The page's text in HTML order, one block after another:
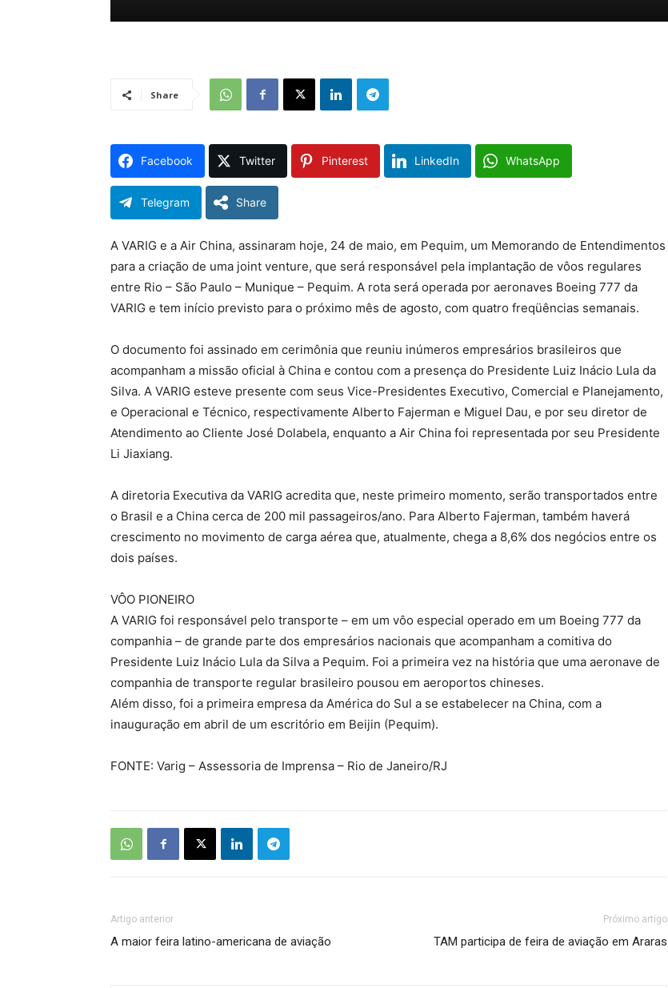
Share
Facebook Twitter Pinterest LinkedIn WhatsApp
Telegram Share
A VARIG e a Air China, assinaram hoje, 24 de maio, em Pequim, um Memorando de Entendimentos
para a criação de uma joint venture, que será responsável pela implantação de vôos regulares
entre Rio – São Paulo – Munique – Pequim. A rota será operada por aeronaves Boeing 777 da
VARIG e tem início previsto para o próximo mês de agosto, com quatro freqüências semanais.
O documento foi assinado em cerimônia que reuniu inúmeros empresários brasileiros que
acompanham a missão oficial à China e contou com a presença do Presidente Luiz Inácio Lula da
Silva. A VARIG esteve presente com seus Vice-Presidentes Executivo, Comercial e Planejamento,
e Operacional e Técnico, respectivamente Alberto Fajerman e Miguel Dau, e por seu diretor de
Atendimento ao Cliente José Dolabela, enquanto a Air China foi representada por seu Presidente
Li Jiaxiang.
A diretoria Executiva da VARIG acredita que, neste primeiro momento, serão transportados entre
o Brasil e a China cerca de 200 mil passageiros/ano. Para Alberto Fajerman, também haverá
crescimento no movimento de carga aérea que, atualmente, chega a 8,6% dos negócios entre os
dois países.
VÔO PIONEIRO
A VARIG foi responsável pelo transporte – em um vôo especial operado em um Boeing 777 da
companhia – de grande parte dos empresários nacionais que acompanham a comitiva do
Presidente Luiz Inácio Lula da Silva a Pequim. Foi a primeira vez na história que uma aeronave de
companhia de transporte regular brasileiro pousou em aeroportos chineses.
Além disso, foi a primeira empresa da América do Sul a se estabelecer na China, com a
inauguração em abril de um escritório em Beijin (Pequim).
FONTE: Varig – Assessoria de Imprensa – Rio de Janeiro/RJ
Artigo anterior
A maior feira latino-americana de aviação
Próximo artigo
TAM participa de feira de aviação em Araras